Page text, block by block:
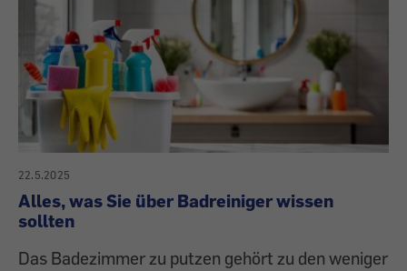
22.5.2025
Alles, was Sie über Badreiniger wissen
sollten
Das Badezimmer zu putzen gehört zu den weniger